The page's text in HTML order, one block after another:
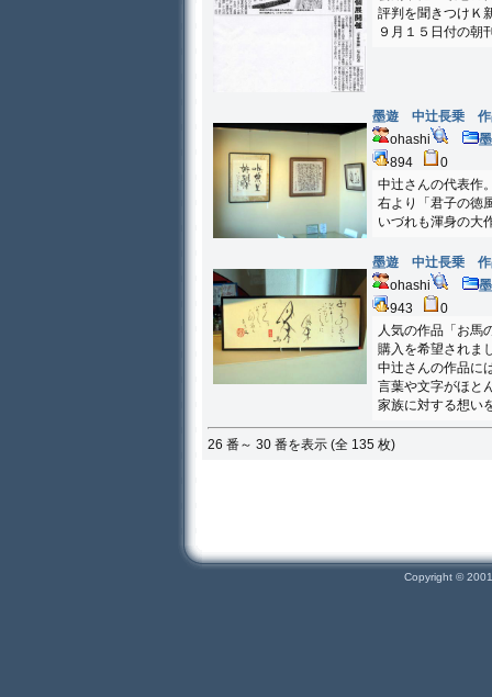
評判を聞きつけＫ
９月１５日付の朝
墨遊 中辻長乗
ohashi
894
0
中辻さんの代表作
右より「君子の徳
いづれも渾身の大
墨遊 中辻長乗
ohashi
943
0
人気の作品「お馬
購入を希望されま
中辻さんの作品に
言葉や文字がほと
家族に対する想い
26 番～ 30 番を表示 (全 135 枚)
Copyright ©